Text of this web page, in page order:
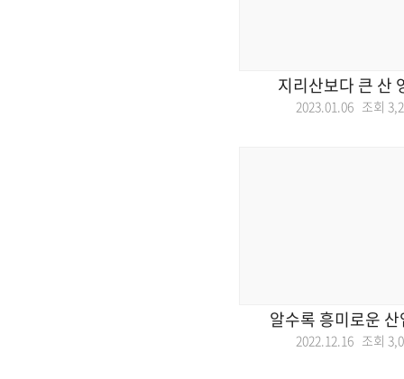
지리산보다 큰 산
2023.01.06 조회
알수록 흥미로운
2022.12.16 조회